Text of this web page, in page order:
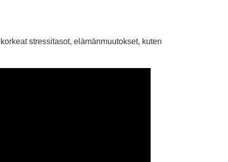
stressitasot, elämänmuutokset, kuten